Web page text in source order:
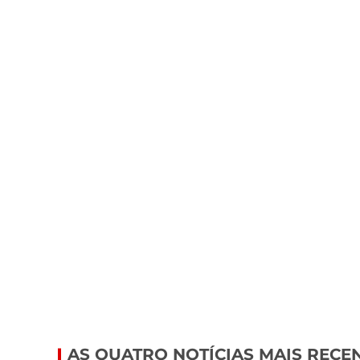
AS QUATRO NOTÍCIAS MAIS